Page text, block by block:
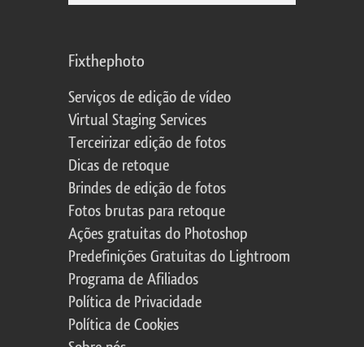
Fixthephoto
Serviços de edição de vídeo
Virtual Staging Services
Terceirizar edição de fotos
Dicas de retoque
Brindes de edição de fotos
Fotos brutas para retoque
Ações gratuitas do Photoshop
Predefinições Gratuitas do Lightroom
Programa de Afiliados
Política de Privacidade
Política de Cookies